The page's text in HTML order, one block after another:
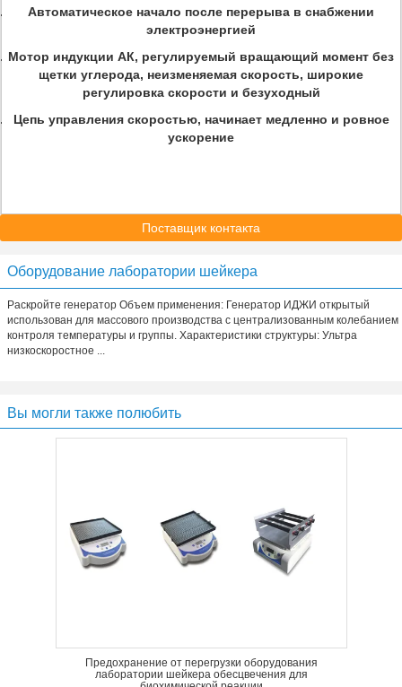
Автоматическое начало после перерыва в снабжении
электроэнергией
Мотор индукции АК, регулируемый вращающий момент без
щетки углерода, неизменяемая скорость, широкие
регулировка скорости и безуходный
Цепь управления скоростью, начинает медленно и ровное
ускорение
Поставщик контакта
Оборудование лаборатории шейкера
Раскройте генератор Объем применения: Генератор ИДЖИ открытый
использован для массового производства с централизованным колебанием
контроля температуры и группы. Характеристики структуры: Ультра
низкоскоростное ...
Вы могли также полюбить
Предохранение от перегрузки оборудования
лаборатории шейкера обесцвечения для